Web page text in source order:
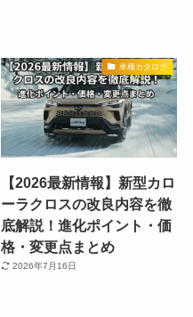
車種カタログ
【2026最新情報】新型カロ
ーラクロスの改良内容を徹
底解説！進化ポイント・価
格・変更点まとめ
2026年7月16日